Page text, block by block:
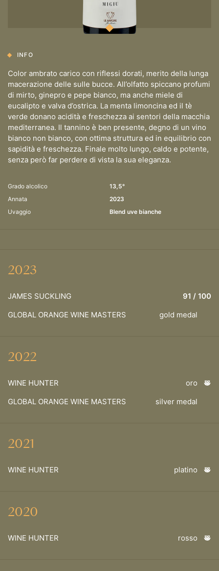
INFO
Color ambrato carico con riflessi dorati, merito della lunga
macerazione delle sulle bucce. All’olfatto spiccano profumi
di mirto, ginepro e pepe bianco, ma anche miele di
eucalipto e valva d’ostrica. La menta limoncina ed il tè
verde donano acidità e freschezza ai sentori della macchia
mediterranea. Il tannino è ben presente, degno di un vino
bianco non bianco, con ottima struttura ed in equilibrio con
sapidità e freschezza. Finale molto lungo, caldo e potente,
senza però far perdere di vista la sua eleganza.
Grado alcolico
13,5°
Annata
2023
Uvaggio
Blend uve bianche
2023
JAMES SUCKLING 91 / 100
GLOBAL ORANGE WINE MASTERS
gold medal
2022
WINE HUNTER
oro
GLOBAL ORANGE WINE MASTERS
silver medal
2021
WINE HUNTER platino
2020
WINE HUNTER rosso